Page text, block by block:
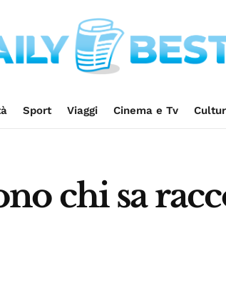
Sport Viaggi Cinema e Tv
chi sa